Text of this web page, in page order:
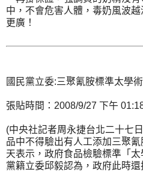
中，不會危害人體，毒奶風波
更廣！
國民黨立委:三聚氰胺標準太學
張貼時間：2008/9/27 下午
(中央社記者周永捷台北二十七
品中不得驗出有人工添加三聚
天表示，政府食品檢驗標準「
黨籍立委邱毅認為，政府此時